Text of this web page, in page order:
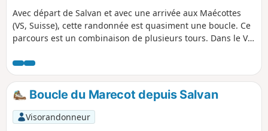
Avec départ de Salvan et avec une arrivée aux Maécottes
(VS, Suisse), cette randonnée est quasiment une boucle. Ce
parcours est un combinaison de plusieurs tours. Dans le Val
de Van.Vous effectuerez le Tour des Dents du Midi dans son
intégralité et vous apprécierez ce magnifique massif ainsi
que les gorges de la Sauflaz.Vous ferez une petite incursion
sur le Tour des Dents Blanches que vous pourrez admirer
du plateau de Barme.
Boucle du Marecot depuis Salvan
Visorandonneur